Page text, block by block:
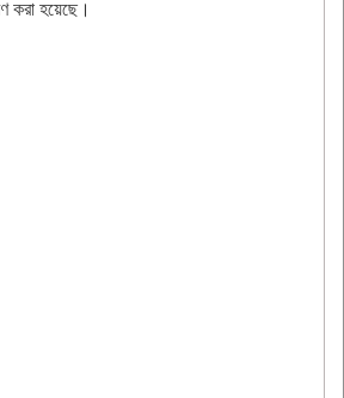
করা হয়েছে।